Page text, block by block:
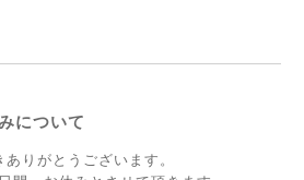
について
りがとうございます。